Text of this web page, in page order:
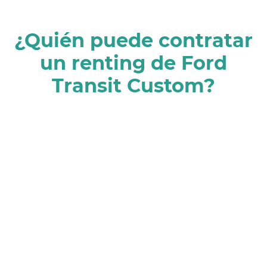
¿Quién puede contratar
un renting de Ford
Transit Custom?